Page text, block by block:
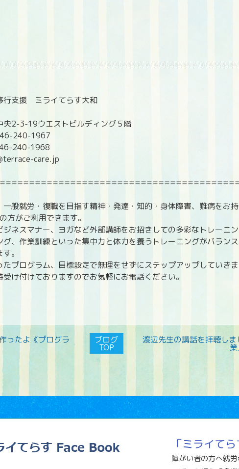
＝＝＝＝＝＝＝＝＝＝＝＝＝＝＝＝＝＝＝＝＝＝＝＝＝＝＝＝＝
行支援 ミライてらす大和
央2-3-19ウエストビルディング５階
240-1967
240-1968
care.jp
一般就労・復職を目指す精神・発達・知的・身体障害、難病をお
方がご利用できます。
ジネスマナー、ヨガなど外部講師をお招きしての多彩なトレーニ
グ、作業訓練といった集中力と体力を養うトレーニングがバラン
。
プログラム、目標設定で無理をせずにステップアップしていきま
け付けておりますのでお気軽にお電話ください。
ったよ《プログラ ブログ
TOP
渡辺先生の講話を拝聴しま
「ミライてら
障がい者の方へ就